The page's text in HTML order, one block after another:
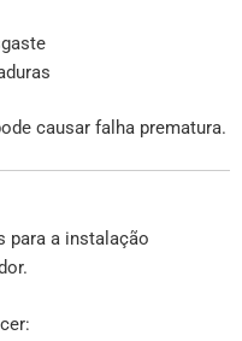
causar falha prematura.
para a instalação